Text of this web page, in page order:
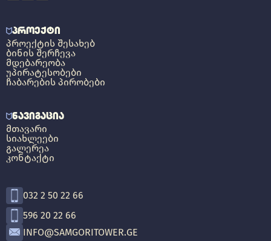
ᲞᲠᲝᲔᲥᲢᲘ
ᲞᲠᲝᲔᲥᲢᲘᲡ ᲨᲔᲡᲐᲮᲔᲑ
ᲑᲘᲜᲘᲡ ᲨᲔᲠᲩᲔᲕᲐ
ᲛᲓᲔᲑᲐᲠᲔᲝᲑᲐ
ᲣᲞᲘᲠᲐᲢᲔᲡᲝᲑᲔᲑᲘ
ᲩᲐᲑᲐᲠᲔᲑᲘᲡ ᲞᲘᲠᲝᲑᲔᲑᲘ
ᲜᲐᲕᲘᲒᲐᲪᲘᲐ
ᲛᲗᲐᲕᲐᲠᲘ
ᲡᲘᲐᲮᲚᲔᲔᲑᲘ
ᲒᲐᲚᲔᲠᲔᲐ
ᲙᲝᲜᲢᲐᲥᲢᲘ
032 2 50 22 66
596 20 22 66
INFO@SAMGORITOWER.GE